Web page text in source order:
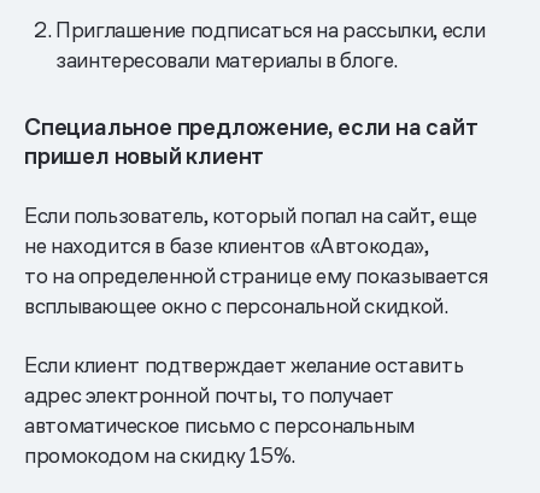
Приглашение подписаться на рассылки, если
заинтересовали материалы в блоге.
Специальное предложение, если на сайт
пришел новый клиент
Если пользователь, который попал на сайт, еще
не находится в базе клиентов «Автокода»,
то на определенной странице ему показывается
всплывающее окно с персональной скидкой.
Если клиент подтверждает желание оставить
адрес электронной почты, то получает
автоматическое письмо с персональным
промокодом на скидку 15%.